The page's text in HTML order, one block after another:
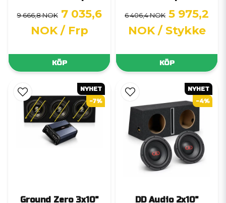
9 666,8 NOK 7 035,6
NOK / Frp
KÖP
6 406,4 NOK 5 975,2
NOK / Stykke
KÖP
Ground Zero 3x10"
NYHET
-7%
DD Audio 2x10"
NYHET
-4%